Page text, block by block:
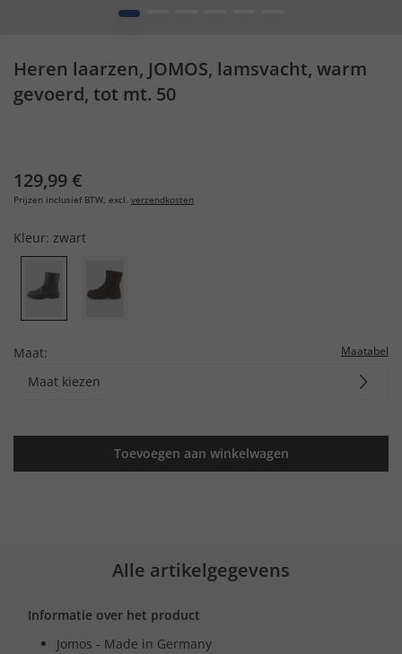
1
Heren laarzen, JOMOS, lamsvacht, warm
gevoerd, tot mt. 50
129,99 €
Prijzen inclusief BTW, excl. verzendkosten
Kleur: zwart
Maat: Maatabel
Maat kiezen
Toevoegen aan winkelwagen
Alle artikelgegevens
Informatie over het product
Jomos - Made in Germany